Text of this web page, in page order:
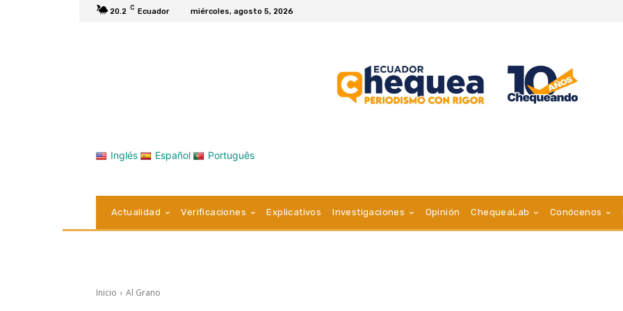
20.2 C Ecuador miércoles, agosto 5, 2026
Inglés Español Português
Actualidad Verificaciones Explicativos Investigaciones Opinión ChequeaLab Conócenos
Inicio Al Grano